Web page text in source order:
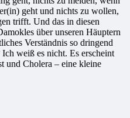
geht und nichts zu wollen,
trifft. Und das in diesen
über unseren Häuptern
Verständnis so dringend
weiß es nicht. Es erscheint
und Cholera – eine kleine